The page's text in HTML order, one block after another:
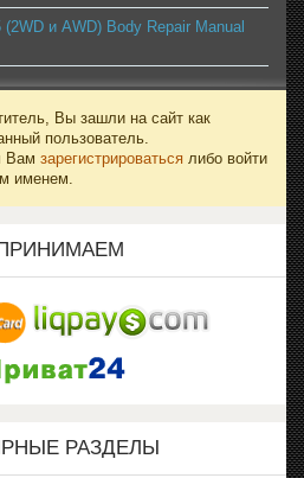
(2WD и AWD) Body Repair Manual
Вы зашли на сайт как
пользователь.
Вам зарегистрироваться либо войти
именем.
РАЗДЕЛЫ